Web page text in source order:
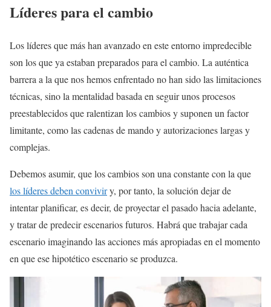
Líderes para el cambio
Los líderes que más han avanzado en este entorno impredecible
son los que ya estaban preparados para el cambio. La auténtica
barrera a la que nos hemos enfrentado no han sido las limitaciones
técnicas, sino la mentalidad basada en seguir unos procesos
preestablecidos que ralentizan los cambios y suponen un factor
limitante, como las cadenas de mando y autorizaciones largas y
complejas.
Debemos asumir, que los cambios son una constante con la que
los líderes deben conviviry, por tanto, la solución dejar de
intentar planificar, es decir, de proyectar el pasado hacia adelante,
y tratar de predecir escenarios futuros. Habrá que trabajar cada
escenario imaginando las acciones más apropiadas en el momento
en que ese hipotético escenario se produzca.